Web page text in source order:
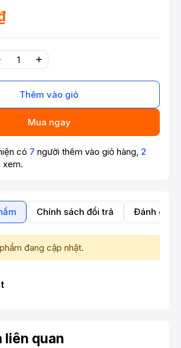
Thêm vào giỏ
Mua ngay
có 7 người thêm vào giỏ hàng, 2
xem.
Chính sách đổi trả Đánh giá
đang cập nhật.
liên quan